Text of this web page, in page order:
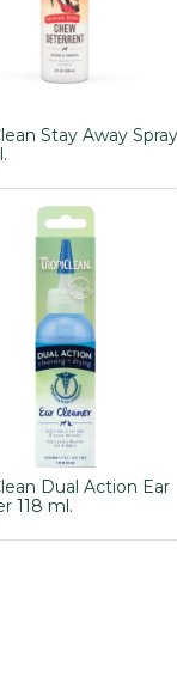
Stay Away Spray
Dual Action Ear
118 ml.